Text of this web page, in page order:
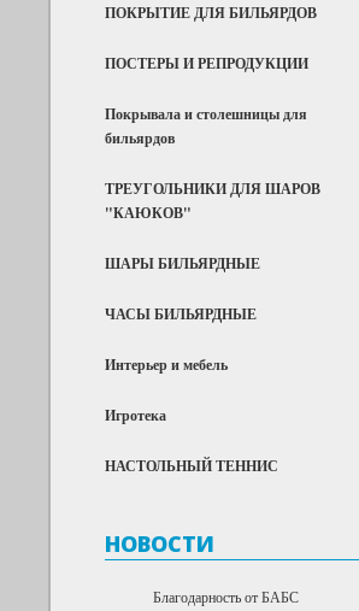
ПОКРЫТИЕ ДЛЯ БИЛЬЯРДОВ
ПОСТЕРЫ И РЕПРОДУКЦИИ
Покрывала и столешницы для
бильярдов
ТРЕУГОЛЬНИКИ ДЛЯ ШАРОВ
"КАЮКОВ"
ШАРЫ БИЛЬЯРДНЫЕ
ЧАСЫ БИЛЬЯРДНЫЕ
Интерьер и мебель
Игротека
НАСТОЛЬНЫЙ ТЕННИС
НОВОСТИ
Благодарность от БАБС